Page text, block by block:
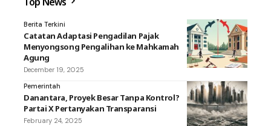
Berita Terkini
Catatan Adaptasi Pengadilan Pajak
Menyongsong Pengalihan ke Mahkamah
Agung
December 19, 2025
Pemerintah
Danantara, Proyek Besar Tanpa Kontrol?
Partai X Pertanyakan Transparansi
February 24, 2025